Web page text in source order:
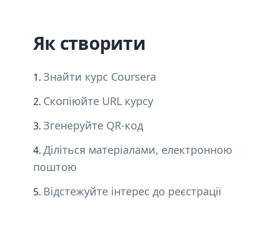
Як створити
Знайти курс Coursera
Скопіюйте URL курсу
Згенеруйте QR-код
Діліться матеріалами, електронною
поштою
Відстежуйте інтерес до реєстрації